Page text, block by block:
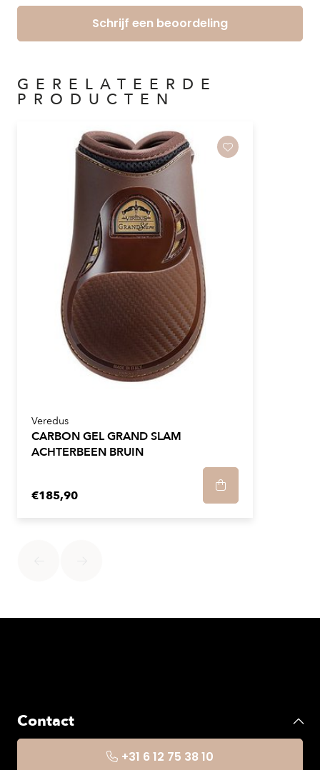
Schrijf een beoordeling
GERELATEERDE
PRODUCTEN
Veredus
CARBON GEL GRAND SLAM
ACHTERBEEN BRUIN
€185,90
Contact
+31 6 12 75 38 10